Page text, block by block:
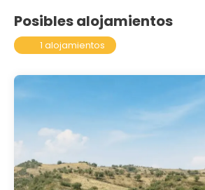
Posibles alojamientos
1 alojamientos